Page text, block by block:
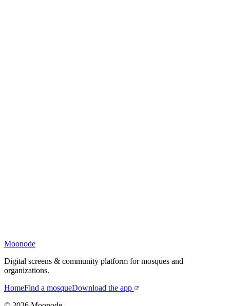
Moonode
Digital screens & community platform for mosques and
organizations.
HomeFind a mosqueDownload the app